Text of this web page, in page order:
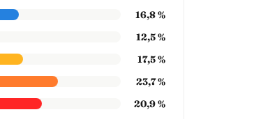
16,8 %
12,5 %
17,5 %
23,7 %
20,9 %